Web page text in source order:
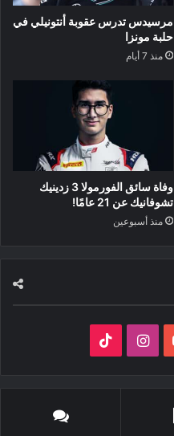
مرسيدس تدرس عقوبة أنتونيلي في
حلبة مونزا
منذ 7 أيام
وفاة سائق الفورمولا 3 زدينيك
تشوفانيك عن 21 عامًا!
منذ أسبوعين
‫YouTubeانستقرام